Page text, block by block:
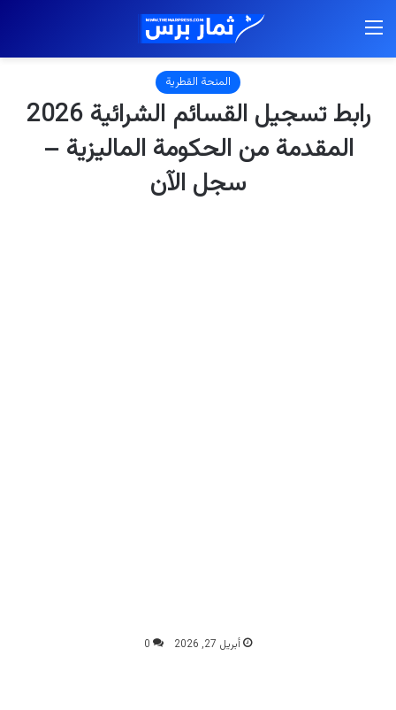
المنحة القطرية
رابط تسجيل القسائم الشرائية 2026
المقدمة من الحكومة الماليزية –
سجل الآن
أبريل 27, 2026 0